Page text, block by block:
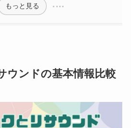
もっと見る
ウンドの基本情報比較